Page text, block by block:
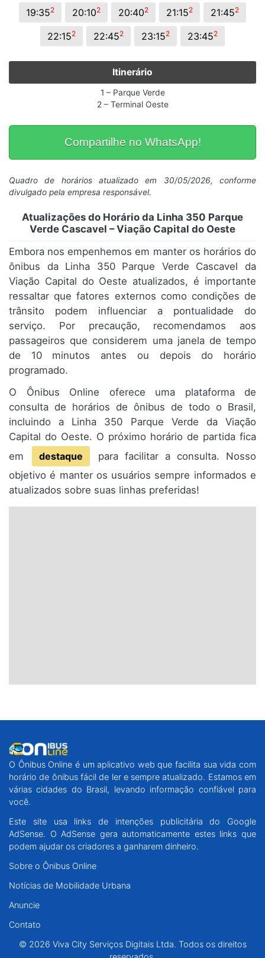
19:352 20:102 20:402 21:152 21:452
22:152 22:452 23:152 23:452
Itinerário
1 – Parque Verde
2 – Terminal Oeste
Compartilhe no WhatsApp!
Quadro de horários atualizado em 30/05/2026, conforme
divulgado pela empresa responsável.
Atualizações do Horário da Linha 350 Parque
Verde Cascavel – Viação Capital do Oeste
Embora nos empenhemos em manter os horários do
ônibus da Linha 350 Parque Verde Cascavel da
Viação Capital do Oeste atualizados, é importante
ressaltar que fatores externos como condições de
trânsito podem influenciar a pontualidade do
serviço. Por precaução, recomendamos aos
passageiros que considerem uma janela de tempo
de 10 minutos antes ou depois do horário
programado.
O Ônibus Online oferece uma plataforma de
consulta de horários de ônibus de todo o Brasil,
incluindo a Linha 350 Parque Verde da Viação
Capital do Oeste. O próximo horário de partida fica
em
destaque
para facilitar a consulta. Nosso
objetivo é manter os usuários sempre informados e
atualizados sobre suas linhas preferidas!
O Ônibus Online é um aplicativo web que facilita sua vida com
horário de ônibus fácil de ler e sempre atualizado. Estamos em
várias cidades do Brasil, levando informação confiável para
você.
Este site usa links de intenções publicitária do Google
AdSense. O AdSense gera automaticamente estes links que
podem ajudar os criadores a ganharem dinheiro.
Sobre o Ônibus Online
Notícias de Mobilidade Urbana
Anuncie
Contato
© 2026 Viva City Serviços Digitais Ltda. Todos os direitos